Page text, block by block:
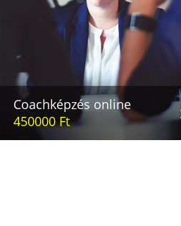
Coachképzés online
450000 Ft